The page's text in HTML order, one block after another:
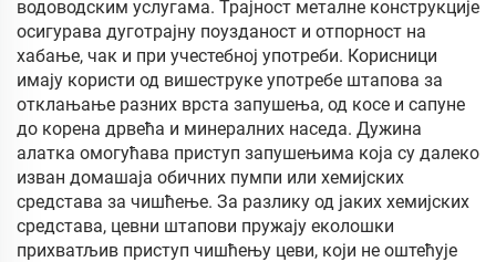
водоводским услугама. Трајност металне конструкције
осигурава дуготрајну поузданост и отпорност на
хабање, чак и при учестебној употреби. Корисници
имају користи од вишеструке употребе штапова за
отклањање разних врста запушења, од косе и сапуне
до корена дрвећа и минералних наседа. Дужина
алатка омогућава приступ запушењима која су далеко
изван домашаја обичних пумпи или хемијских
средстава за чишћење. За разлику од јаких хемијских
средстава, цевни штапови пружају еколошки
прихватљив приступ чишћењу цеви, који не оштећује